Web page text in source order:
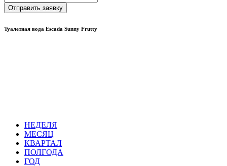
Отправить заявку
Туалетная вода Escada Sunny Frutty
НЕДЕЛЯ
МЕСЯЦ
КВАРТАЛ
ПОЛГОДА
ГОД